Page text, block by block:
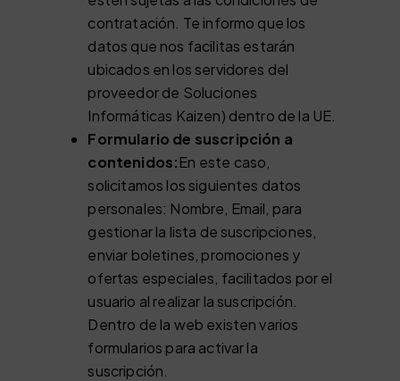
contratación. Te informo que los
datos que nos facilitas estarán
ubicados en los servidores del
proveedor de Soluciones
Informáticas Kaizen) dentro de la UE.
Formulario de suscripción a
contenidos:En este caso,
solicitamos los siguientes datos
personales: Nombre, Email, para
gestionar la lista de suscripciones,
enviar boletines, promociones y
ofertas especiales, facilitados por el
usuario al realizar la suscripción.
Dentro de la web existen varios
formularios para activar la
suscripción.